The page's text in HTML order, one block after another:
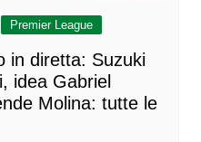
Premier League
in diretta: Suzuki
idea Gabriel
Molina: tutte le